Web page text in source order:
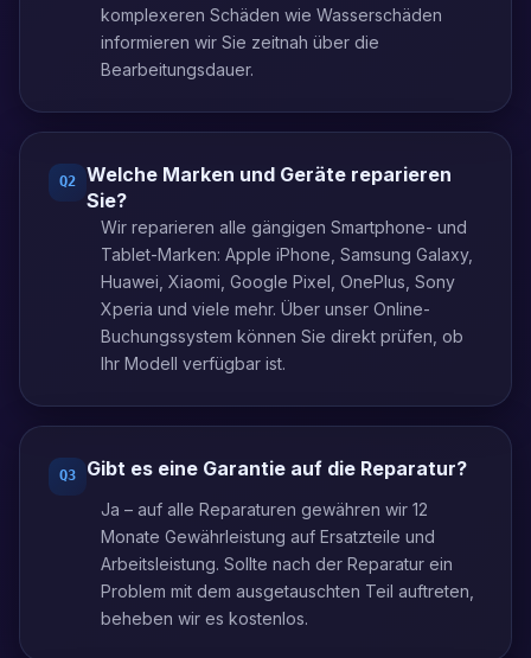
komplexeren Schäden wie Wasserschäden
informieren wir Sie zeitnah über die
Bearbeitungsdauer.
Q2
Welche Marken und Geräte reparieren
Sie?
Wir reparieren alle gängigen Smartphone- und
Tablet-Marken: Apple iPhone, Samsung Galaxy,
Huawei, Xiaomi, Google Pixel, OnePlus, Sony
Xperia und viele mehr. Über unser Online-
Buchungssystem können Sie direkt prüfen, ob
Ihr Modell verfügbar ist.
Q3 Gibt es eine Garantie auf die Reparatur?
Ja – auf alle Reparaturen gewähren wir 12
Monate Gewährleistung auf Ersatzteile und
Arbeitsleistung. Sollte nach der Reparatur ein
Problem mit dem ausgetauschten Teil auftreten,
beheben wir es kostenlos.